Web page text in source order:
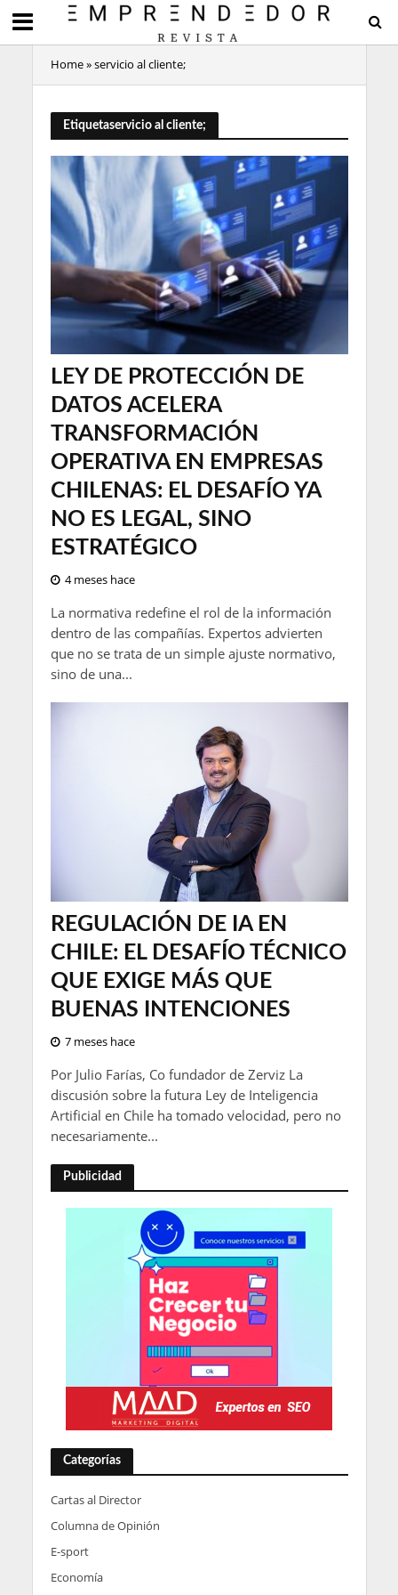
Home»servicio al cliente;
Etiquetaservicio al cliente;
LEY DE PROTECCIÓN DE
DATOS ACELERA
TRANSFORMACIÓN
OPERATIVA EN EMPRESAS
CHILENAS: EL DESAFÍO YA
NO ES LEGAL, SINO
ESTRATÉGICO
4 meses hace
La normativa redefine el rol de la información
dentro de las compañías. Expertos advierten
que no se trata de un simple ajuste normativo,
sino de una...
REGULACIÓN DE IA EN
CHILE: EL DESAFÍO TÉCNICO
QUE EXIGE MÁS QUE
BUENAS INTENCIONES
7 meses hace
Por Julio Farías, Co fundador de Zerviz La
discusión sobre la futura Ley de Inteligencia
Artificial en Chile ha tomado velocidad, pero no
necesariamente...
Publicidad
Categorías
Cartas al Director
Columna de Opinión
E-sport
Economía